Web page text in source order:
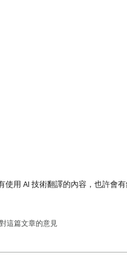
使用 AI 技術翻譯的內容，也許會有
這篇文章的意見